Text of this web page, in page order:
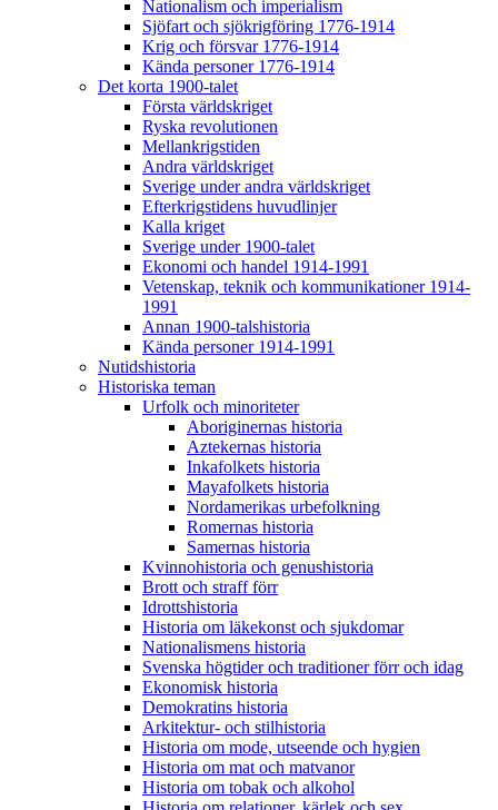
Nationalism och imperialism
Sjöfart och sjökrigföring 1776-1914
Krig och försvar 1776-1914
Kända personer 1776-1914
Det korta 1900-talet
Första världskriget
Ryska revolutionen
Mellankrigstiden
Andra världskriget
Sverige under andra världskriget
Efterkrigstidens huvudlinjer
Kalla kriget
Sverige under 1900-talet
Ekonomi och handel 1914-1991
Vetenskap, teknik och kommunikationer 1914-
1991
Annan 1900-talshistoria
Kända personer 1914-1991
Nutidshistoria
Historiska teman
Urfolk och minoriteter
Aboriginernas historia
Aztekernas historia
Inkafolkets historia
Mayafolkets historia
Nordamerikas urbefolkning
Romernas historia
Samernas historia
Kvinnohistoria och genushistoria
Brott och straff förr
Idrottshistoria
Historia om läkekonst och sjukdomar
Nationalismens historia
Svenska högtider och traditioner förr och idag
Ekonomisk historia
Demokratins historia
Arkitektur- och stilhistoria
Historia om mode, utseende och hygien
Historia om mat och matvanor
Historia om tobak och alkohol